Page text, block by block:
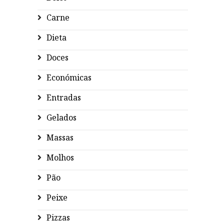
Carne
Dieta
Doces
Económicas
Entradas
Gelados
Massas
Molhos
Pão
Peixe
Pizzas